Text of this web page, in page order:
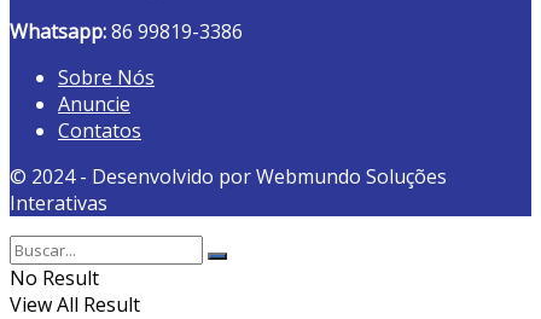
Whatsapp:86 99819-3386
Sobre Nós
Anuncie
Contatos
© 2024 - Desenvolvido por Webmundo Soluções
Interativas
No Result
View All Result